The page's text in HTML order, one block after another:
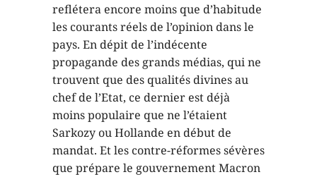
reflétera encore moins que d’habitude
les courants réels de l’opinion dans le
pays. En dépit de l’indécente
propagande des grands médias, qui ne
trouvent que des qualités divines au
chef de l’Etat, ce dernier est déjà
moins populaire que ne l’étaient
Sarkozy ou Hollande en début de
mandat. Et les contre-réformes sévères
que prépare le gouvernement Macron